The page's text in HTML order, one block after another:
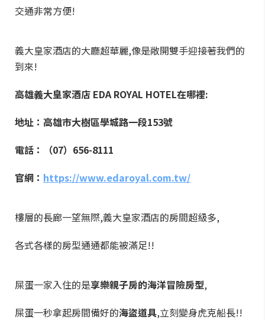
交通非常方便!
義大皇家酒店的大廳超華麗,像是敞開雙手迎接著我們的
到來!
高雄義大皇家酒店 EDA ROYAL HOTEL在哪裡:
地址：高雄市大樹區學城路一段153號
電話：（07）656-8111
官網： https://www.edaroyal.com.tw/
樓層的長廊一望無際,義大皇家酒店的房間超級多,
各式各樣的房型通通都能被滿足!!
屎蛋一家入住的是享樂親子房的海洋冒險房型,
屎蛋一秒拿起房間備好的海盜道具,立刻變身虎克船長!!